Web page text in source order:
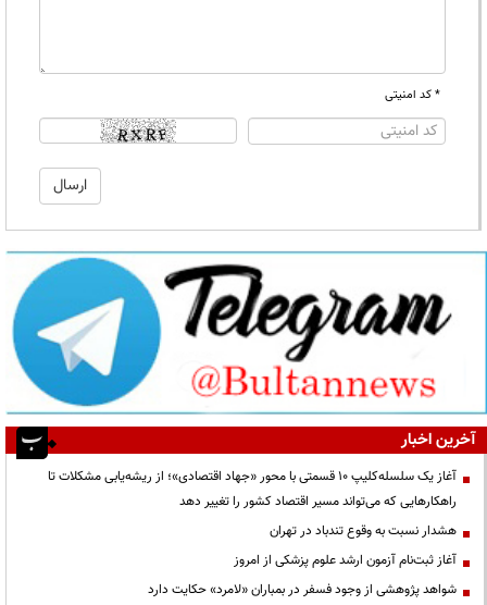
* کد امنیتی
آخرین اخبار
آغاز یک سلسله‌کلیپ ۱۰ قسمتی با محور «جهاد اقتصادی»؛ از ریشه‌یابی مشکلات تا
راهکارهایی که می‌تواند مسیر اقتصاد کشور را تغییر دهد
هشدار نسبت به وقوع تندباد در تهران
آغاز ثبت‌نام آزمون ارشد علوم پزشکی از امروز
شواهد پژوهشی از وجود فسفر در بمباران «لامرد» حکایت دارد